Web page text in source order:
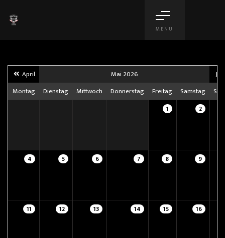
MENU
April Mai 2026
Montag
Dienstag Mittwoch Donnerstag Freitag Samstag
1 2
4 5 6 7 8 9
11 12 13 14 15 16